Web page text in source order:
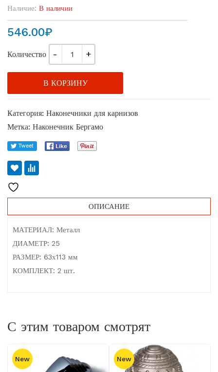
Наличие: В наличии
546.00₽
Количество
В КОРЗИНУ
Категория: Наконечники для карнизов
Метка: Наконечник Бергамо
ОПИСАНИЕ
МАТЕРИАЛ: Металл
ДИАМЕТР: 25
РАЗМЕР: 63х113 мм
КОМПЛЕКТ: 2 шт.
С этим товаром смотрят
New New